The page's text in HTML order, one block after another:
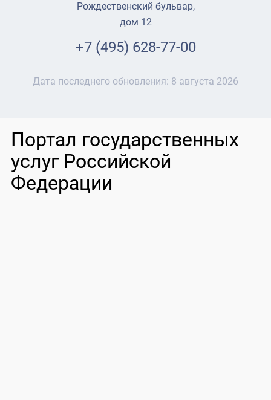
Рождественский бульвар,
дом 12
+7 (495) 628-77-00
Дата последнего обновления: 8 августа 2026
Портал государственных
услуг Российской
Федерации